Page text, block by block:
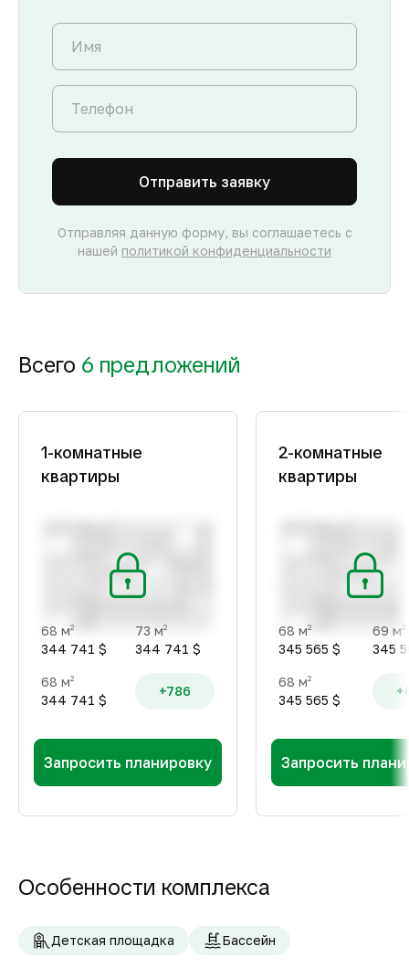
Отправить заявку
Отправляя данную форму, вы соглашаетесь с
нашей политикой конфиденциальности
Всего 6 предложений
1-комнатные
квартиры
68 м2
344 741 $
73 м2
344 741 $
68 м2
344 741 $
+786
Запросить планировку
2-комнатные
квартиры
68 м2
345 565 $
69 м2
345
68 м2
345 565 $
Запросить
Особенности комплекса
Детская площадка Бассейн